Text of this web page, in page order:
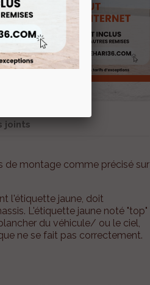
joints
de montage comme précisé sur
l'étiquette jaune, doit
L'étiquette jaune noté "top"
du véhicule/ ou le ciel,
ne se fait pas correctement.